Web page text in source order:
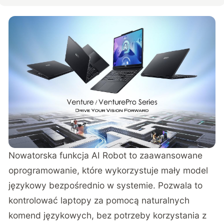
Nowatorska funkcja AI Robot to zaawansowane
oprogramowanie, które wykorzystuje mały model
językowy bezpośrednio w systemie. Pozwala to
kontrolować laptopy za pomocą naturalnych
komend językowych, bez potrzeby korzystania z